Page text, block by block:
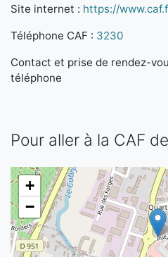
Site internet : https://
Téléphone CAF : 3230
Contact et prise de rendez-
téléphone
Pour aller à la CAF
+
−